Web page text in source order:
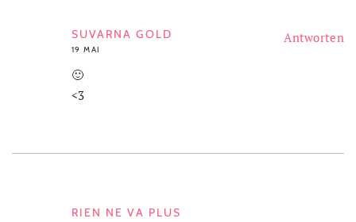
SUVARNA GOLD
19 MAI
🙂
<3
RIEN NE VA PLUS
Antworten